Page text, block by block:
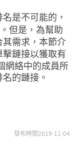
是不可能的，
但是，為幫助
其需求，本節介
鏈接以獲取有
網絡中的成員所
的鏈接。
發布時間2019-11-04